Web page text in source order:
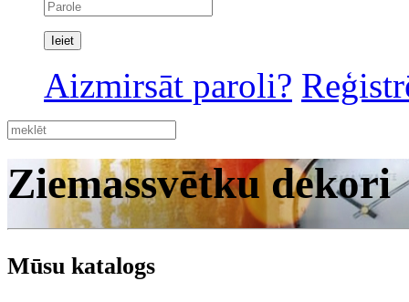
Aizmirsāt paroli?
Ziemassvētku dekori
Mūsu katalogs